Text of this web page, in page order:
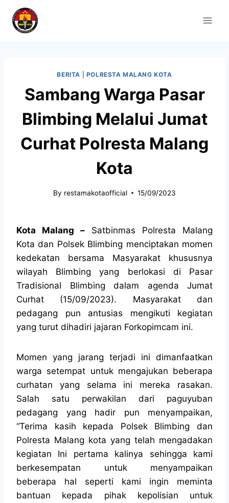
BERITA POLRESTA MALANG KOTA
Sambang Warga Pasar
Blimbing Melalui Jumat
Curhat Polresta Malang
Kota
By restamakotaofficial 15/09/2023
Kota Malang – Satbinmas Polresta Malang
Kota dan Polsek Blimbing menciptakan momen
kedekatan bersama Masyarakat khususnya
wilayah Blimbing yang berlokasi di Pasar
Tradisional Blimbing dalam agenda Jumat
Curhat (15/09/2023). Masyarakat dan
pedagang pun antusias mengikuti kegiatan
yang turut dihadiri jajaran Forkopimcam ini.
Momen yang jarang terjadi ini dimanfaatkan
warga setempat untuk mengajukan beberapa
curhatan yang selama ini mereka rasakan.
Salah satu perwakilan dari paguyuban
pedagang yang hadir pun menyampaikan,
“Terima kasih kepada Polsek Blimbing dan
Polresta Malang kota yang telah mengadakan
kegiatan Ini pertama kalinya sehingga kami
berkesempatan untuk menyampaikan
beberapa hal seperti kami ingin meminta
bantuan kepada pihak kepolisian untuk